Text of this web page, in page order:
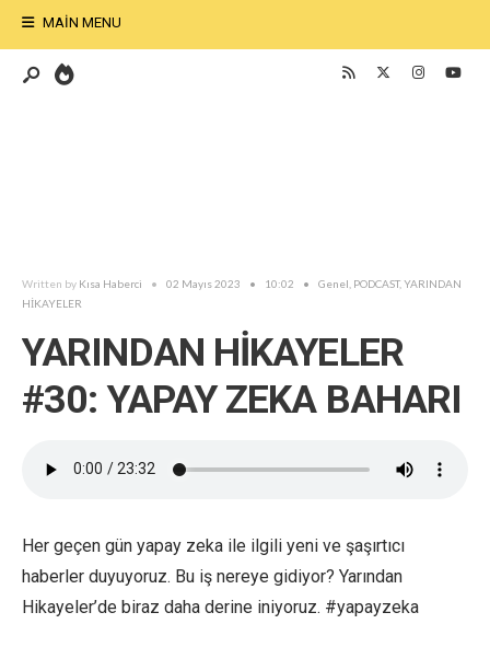
MAIN MENU
Written by Kısa Haberci • 02 Mayıs 2023 • 10:02 • Genel PODCAST, YARINDAN
HİKAYELER
YARINDAN HİKAYELER
#30: YAPAY ZEKA BAHARI
Her geçen gün yapay zeka ile ilgili yeni ve şaşırtıcı
haberler duyuyoruz. Bu iş nereye gidiyor? Yarından
Hikayeler’de biraz daha derine iniyoruz. #yapayzeka